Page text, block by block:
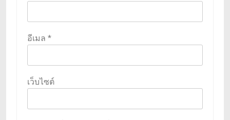
อีเมล *
เว็บไซต์